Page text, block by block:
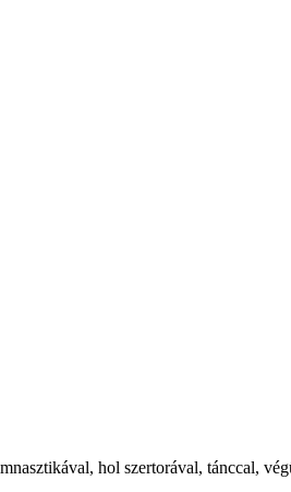
hol szertorával, tánccal,